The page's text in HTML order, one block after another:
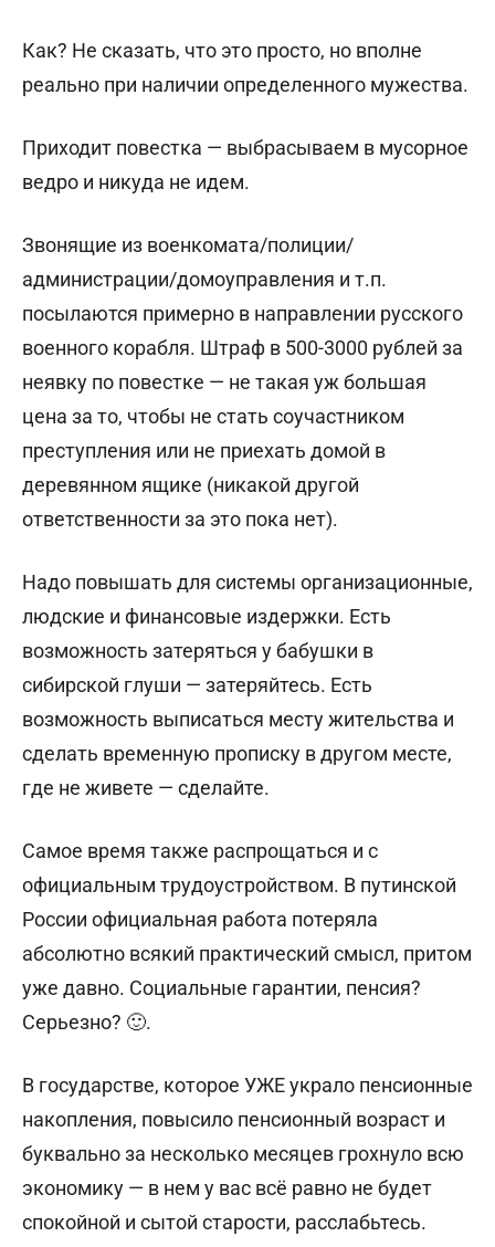
Как? Не сказать, что это просто, но вполне
реально при наличии определенного мужества.
Приходит повестка — выбрасываем в мусорное
ведро и никуда не идем.
Звонящие из военкомата/полиции/
администрации/домоуправления и т.п.
посылаются примерно в направлении русского
военного корабля. Штраф в 500-3000 рублей за
неявку по повестке — не такая уж большая
цена за то, чтобы не стать соучастником
преступления или не приехать домой в
деревянном ящике (никакой другой
ответственности за это пока нет).
Надо повышать для системы организационные,
людские и финансовые издержки. Есть
возможность затеряться у бабушки в
сибирской глуши — затеряйтесь. Есть
возможность выписаться месту жительства и
сделать временную прописку в другом месте,
где не живете — сделайте.
Самое время также распрощаться и с
официальным трудоустройством. В путинской
России официальная работа потеряла
абсолютно всякий практический смысл, притом
уже давно. Социальные гарантии, пенсия?
Серьезно? 🙂.
В государстве, которое УЖЕ украло пенсионные
накопления, повысило пенсионный возраст и
буквально за несколько месяцев грохнуло всю
экономику — в нем у вас всё равно не будет
спокойной и сытой старости, расслабьтесь.